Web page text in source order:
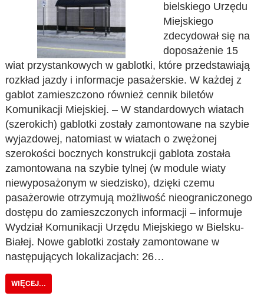
bielskiego Urzędu
Miejskiego
zdecydował się na
doposażenie 15
wiat przystankowych w gablotki, które przedstawiają
rozkład jazdy i informacje pasażerskie. W każdej z
gablot zamieszczono również cennik biletów
Komunikacji Miejskiej. – W standardowych wiatach
(szerokich) gablotki zostały zamontowane na szybie
wyjazdowej, natomiast w wiatach o zwężonej
szerokości bocznych konstrukcji gablota została
zamontowana na szybie tylnej (w module wiaty
niewyposażonym w siedzisko), dzięki czemu
pasażerowie otrzymują możliwość nieograniczonego
dostępu do zamieszczonych informacji – informuje
Wydział Komunikacji Urzędu Miejskiego w Bielsku-
Białej. Nowe gablotki zostały zamontowane w
następujących lokalizacjach: 26…
WIĘCEJ...